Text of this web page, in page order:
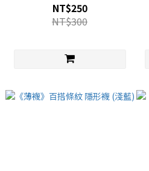
NT$250
NT$300